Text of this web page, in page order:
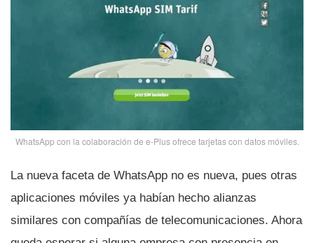
WhatsApp con la colaboración de e-Plus ofrece tarjetas con datos móviles.
La nueva faceta de WhatsApp no es nueva, pues otras
aplicaciones móviles ya habí­an hecho alianzas
similares con compañí­as de telecomunicaciones. Ahora